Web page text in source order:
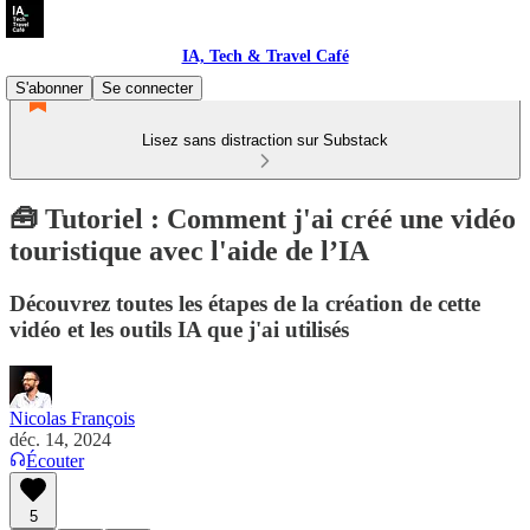
IA, Tech & Travel Café
S'abonner
Se connecter
Lisez sans distraction sur Substack
🧰 Tutoriel : Comment j'ai créé une vidéo
touristique avec l'aide de l’IA
Découvrez toutes les étapes de la création de cette
vidéo et les outils IA que j'ai utilisés
Nicolas François
déc. 14, 2024
Écouter
5